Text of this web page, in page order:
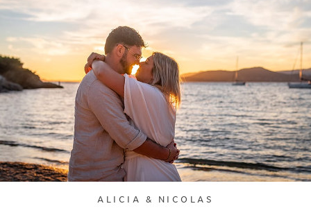
ALICIA & NICOLAS